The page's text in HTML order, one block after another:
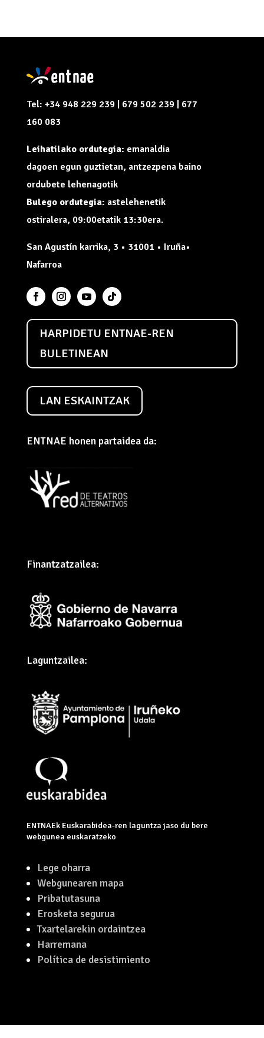
Tel: +34 948 229 239 | 679 502 239 | 677
160 083
Leihatilako ordutegia: emanaldia
dagoen egun guztietan, antzezpena baino
ordubete lehenagotik
Bulego ordutegia: astelehenetik
ostiralera, 09:00etatik 13:30era.
San Agustín karrika, 3 • 31001 • Iruña•
Nafarroa
HARPIDETU ENTNAE-REN
BULETINEAN
LAN ESKAINTZAK
ENTNAE honen partaidea da:
Finantzatzailea:
Laguntzailea:
ENTNAEk Euskarabidea-ren laguntza jaso du bere
webgunea euskaratzeko
Lege oharra
Webgunearen mapa
Pribatutasuna
Erosketa segurua
Txartelarekin ordaintzea
Harremana
Política de desistimiento